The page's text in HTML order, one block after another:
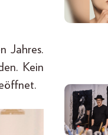
Jahres.
Kein